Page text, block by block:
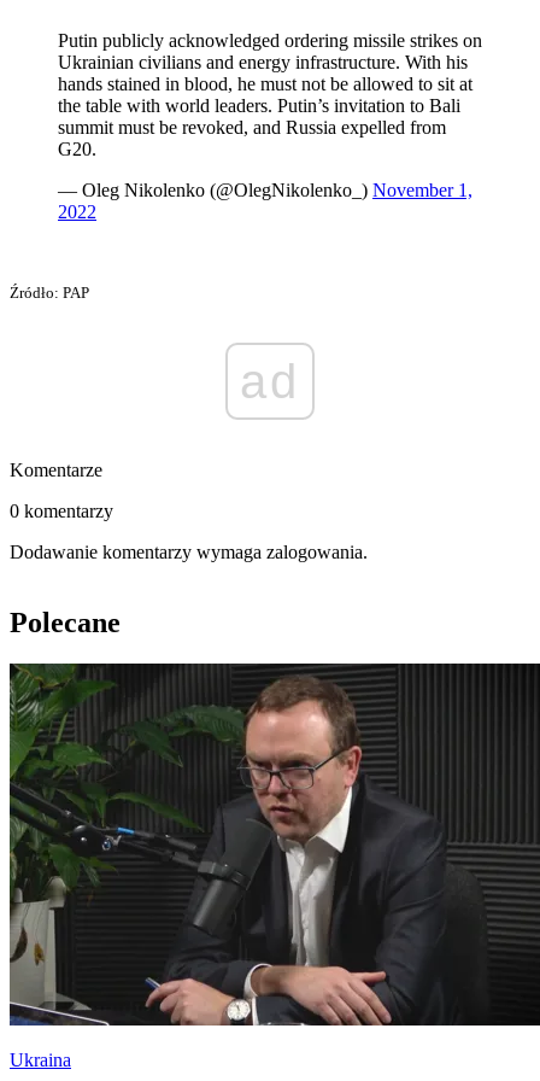
Putin publicly acknowledged ordering missile strikes on
Ukrainian civilians and energy infrastructure. With his
hands stained in blood, he must not be allowed to sit at
the table with world leaders. Putin’s invitation to Bali
summit must be revoked, and Russia expelled from
G20.
— Oleg Nikolenko (@OlegNikolenko_) November 1,
2022
Źródło: PAP
ad
Komentarze
0 komentarzy
Dodawanie komentarzy wymaga zalogowania.
Polecane
Ukraina